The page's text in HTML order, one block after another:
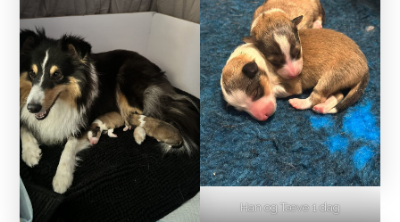
Han og Tæve 1 dag